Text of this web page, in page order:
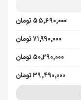
۵۵٬۶۹۰٬۰۰۰ تومان
۷۱٬۹۹۰٬۰۰۰ تومان
۵۰٬۲۹۰٬۰۰۰ تومان
۳۹٬۴۹۰٬۰۰۰ تومان